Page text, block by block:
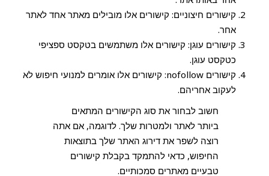
קישורים חיצוניים: קישורים אלו מובילים מאתר אחד לאתר
אחר.
קישורים עוגן: קישורים אלו משתמשים בטקסט ספציפי
כטקסט עוגן.
קישורים nofollow: קישורים אלו אומרים למנועי חיפוש לא
לעקוב אחריהם.
חשוב לבחור את סוג הקישורים המתאים
ביותר לאתר ולמטרות שלך. לדוגמה, אם אתה
רוצה לשפר את דירוג האתר שלך בתוצאות
החיפוש, כדאי להתמקד בקבלת קישורים
טבעיים מאתרים סמכותיים.